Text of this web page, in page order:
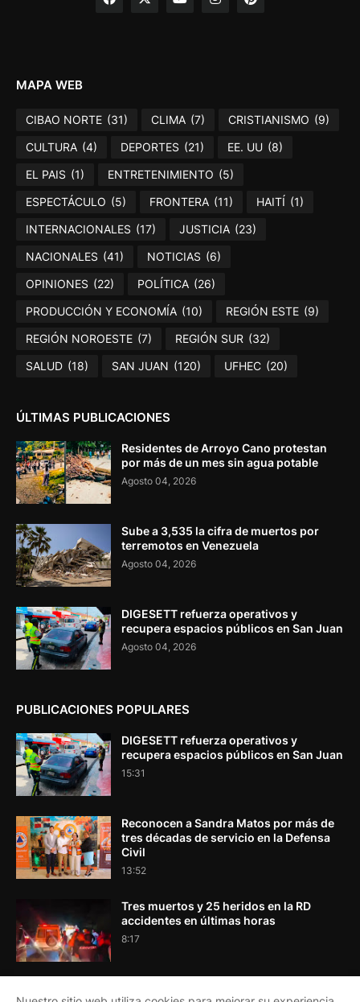
MAPA WEB
CIBAO NORTE (31) CLIMA (7) CRISTIANISMO (9)
CULTURA (4) DEPORTES (21) EE. UU (8)
EL PAIS (1) ENTRETENIMIENTO (5)
ESPECTÁCULO (5) FRONTERA (11) HAITÍ (1)
INTERNACIONALES (17) JUSTICIA (23)
NACIONALES (41) NOTICIAS (6)
OPINIONES (22) POLÍTICA (26)
PRODUCCIÓN Y ECONOMÍA (10) REGIÓN ESTE (9)
REGIÓN NOROESTE (7) REGIÓN SUR (32)
SALUD (18) SAN JUAN (120) UFHEC (20)
ÚLTIMAS PUBLICACIONES
Residentes de Arroyo Cano protestan
por más de un mes sin agua potable
Agosto 04, 2026
Sube a 3,535 la cifra de muertos por
terremotos en Venezuela
Agosto 04, 2026
DIGESETT refuerza operativos y
recupera espacios públicos en San Juan
Agosto 04, 2026
PUBLICACIONES POPULARES
DIGESETT refuerza operativos y
recupera espacios públicos en San Juan
15:31
Reconocen a Sandra Matos por más de
tres décadas de servicio en la Defensa
Civil
13:52
Tres muertos y 25 heridos en la RD
accidentes en últimas horas
8:17